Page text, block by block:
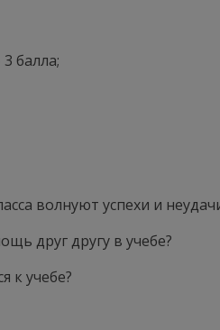
балла;
волнуют успехи и
друг другу в учебе?
к учебе?